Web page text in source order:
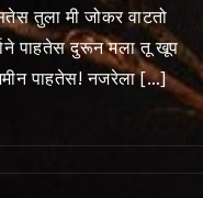
तुला मी जोकर वाटतो
पाहतेस दुरून मला तू खूप
पाहतेस! नजरेला […]